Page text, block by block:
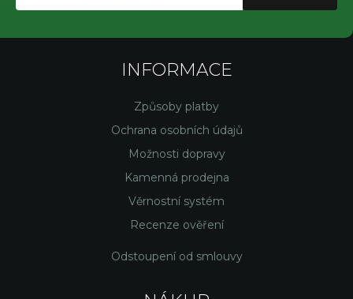
INFORMACE
Způsoby platby
Ochrana osobních údajů
Možnosti dopravy
Kamenná prodejna
Věrnostní systém
Recenze ověření
Odstoupení od smlouvy